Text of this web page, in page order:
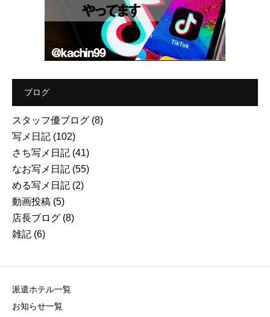
ブログ
スタッフ優ブログ (8)
写メ日記 (102)
さち写メ日記 (41)
なお写メ日記 (55)
める写メ日記 (2)
動画投稿 (5)
店長ブログ (8)
雑記 (6)
派遣ホテル一覧
お知らせ一覧